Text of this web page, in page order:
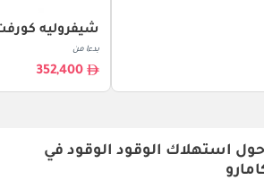
شيفروليه
بدءا من
352,400
استهلاك الوقود الوقود في